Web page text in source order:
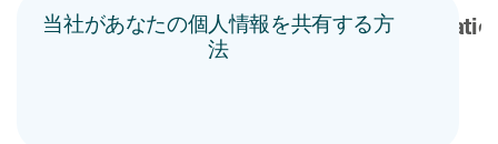
当社があなたの個人情報を共有する方
法